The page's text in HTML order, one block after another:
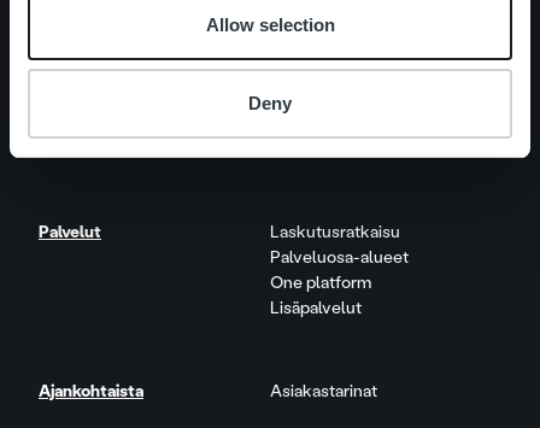
Allow selection
DenyJohto ja organisaatio
Palvelut
Laskutusratkaisu
Palveluosa-alueet
One platform
Lisäpalvelut
Ajankohtaista Asiakastarinat